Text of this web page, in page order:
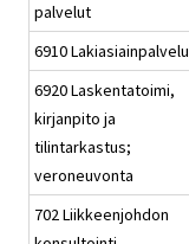
palvelut
6910 Lakiasiainpalvelu
6920 Laskentatoimi,
kirjanpito ja
tilintarkastus;
veroneuvonta
702 Liikkeenjohdon